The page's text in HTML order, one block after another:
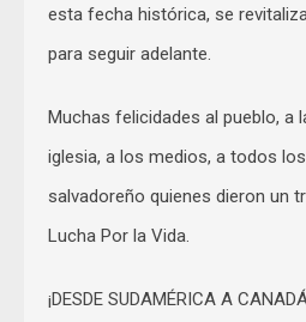
esta fecha histórica, se
para seguir adelante.
Muchas felicidades al pueblo, a
iglesia, a los medios, a todos
salvadoreño quienes dieron un
Lucha Por la Vida.
¡DESDE SUDAMÉRICA A